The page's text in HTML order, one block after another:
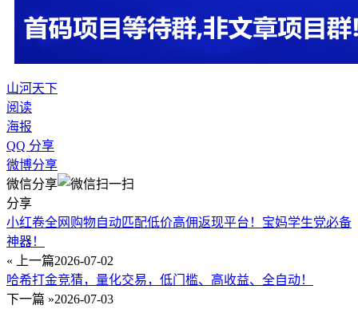
山河天下
阅读
海报
QQ 分享
微博分享
微信分享
分享
小红卷全网购物自动匹配低价高佣返现平台！宝妈学生党必备
神器！
« 上一篇2026-07-02
哈希打金竞猜，量化交易，低门槛、高收益、全自动！
下一篇 »2026-07-03